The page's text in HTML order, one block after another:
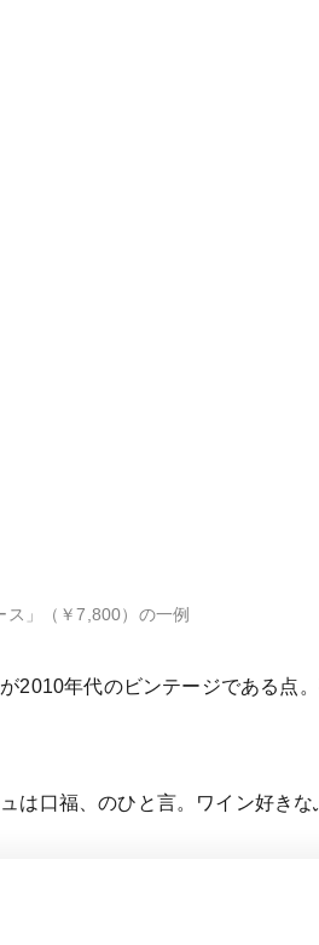
ス」（￥7,800）の一例
2010年代のビンテージである点
は口福、のひと言。ワイン好きな